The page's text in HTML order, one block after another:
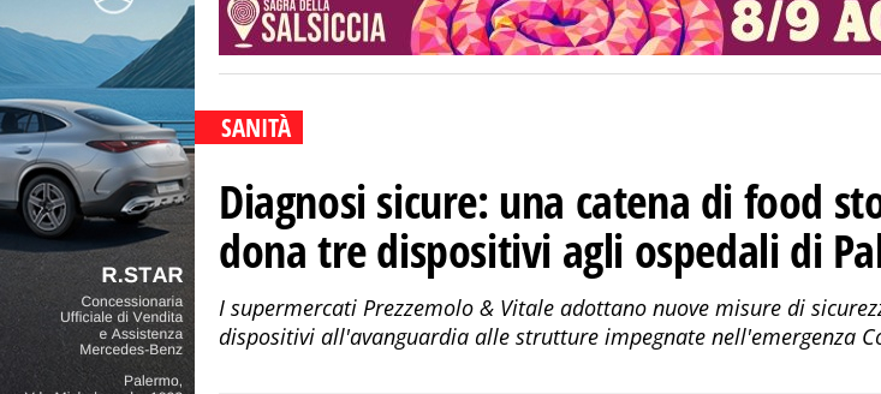
SANITÀ
Diagnosi sicure: una catena di food
dona tre dispositivi agli ospedali di
I supermercati Prezzemolo & Vitale adottano nuove misure di
dispositivi all'avanguardia alle strutture impegnate nell'emergenza